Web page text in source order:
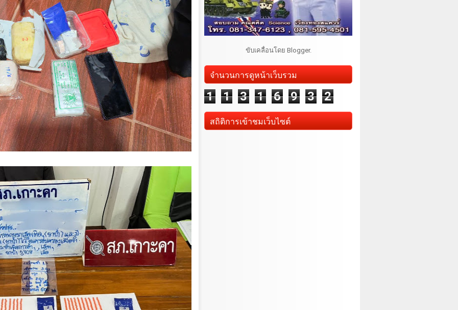
ขับเคลื่อนโดย Blogger.
จำนวนการดูหน้าเว็บรวม
1 1 3 1 6 9 3 2
สถิติการเข้าชมเว็บไซต์